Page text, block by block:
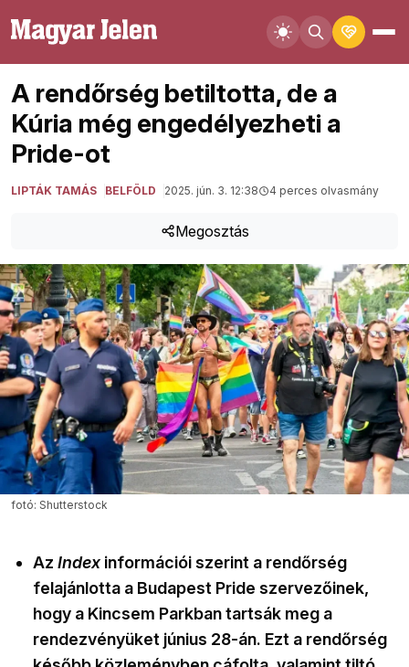
A rendőrség betiltotta, de a
Kúria még engedélyezheti a
Pride-ot
LIPTÁK TAMÁS BELFÖLD 2025. jún. 3. 12:38 4 perces olvasmány
Megosztás
fotó: Shutterstock
Az Index információi szerint a rendőrség
felajánlotta a Budapest Pride szervezőinek,
hogy a Kincsem Parkban tartsák meg a
rendezvényüket június 28-án. Ezt a rendőrség